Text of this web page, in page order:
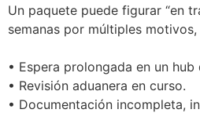
Un paquete puede figurar “en
semanas por múltiples
• Espera prolongada en un hub
• Revisión aduanera en curso.
• Documentación incompleta,